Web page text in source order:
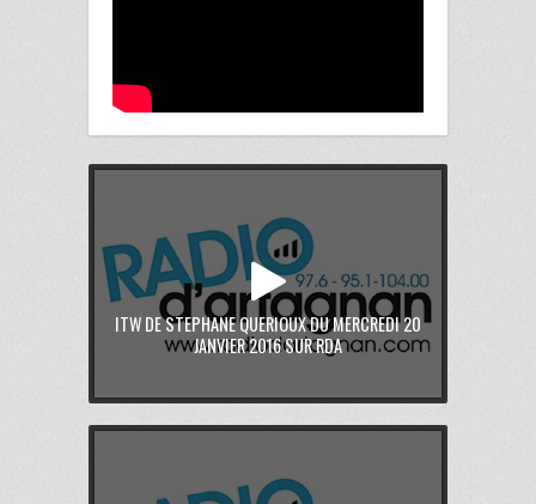
ITW DE STEPHANE QUERIOUX DU MERCREDI 20
JANVIER 2016 SUR RDA